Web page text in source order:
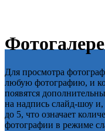
Для просмотра
любую фотографию, и
появятся
на надпись слайд-шоу
до 5, что означает
фотографии в режиме